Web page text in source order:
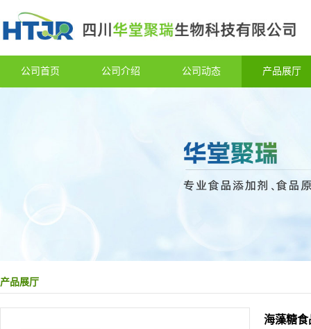
公司首页 公司介绍 公司动态 产品展厅
产品展厅
海藻糖食